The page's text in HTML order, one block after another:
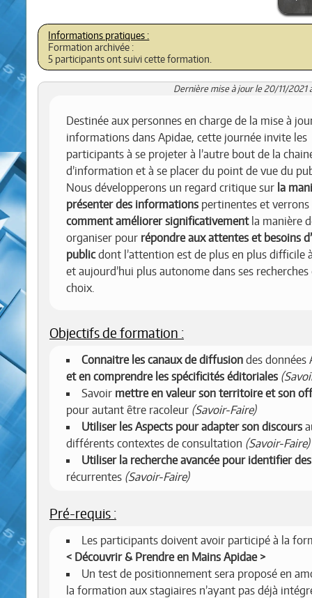
Formation archivée :
5 participants ont suivi cette formation.
Dernière mise à jour le 20/11/2021
Destinée aux personnes en charge de la mise à
informations dans Apidae, cette journée invite les
participants à se projeter à l’autre bout de la
d’information et à se placer du point de vue du
Nous développerons un regard critique sur la
présenter des informations pertinentes et verrons
comment améliorer significativementla manière
organiser pour répondre aux attentes et besoins
publicdont l’attention est de plus en plus difficile
et aujourd’hui plus autonome dans ses recherches
choix.
Objectifs de formation :
Connaitre les canaux de diffusion des données
et en comprendre les spécificités éditoriales
Savoir mettre en valeur son territoire et son
pour autant être racoleur (Savoir-Faire)
Utiliser les Aspects pour adapter son discours
différents contextes de consultation (Savoir-Faire)
Utiliser la recherche avancée pour identifier
récurrentes (Savoir-Faire)
Pré-requis :
Les participants doivent avoir participé à la
Découvrir & Prendre en Mains Apidae
Un test de positionnement sera proposé en
la formation aux stagiaires n’ayant pas déjà